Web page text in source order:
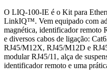
O LIQ-100-IE é o Kit para
LinkIQ™. Vem equipado com
magnética, identificador remoto
e diversos cabos de ligação:
RJ45/M12X, RJ45/M12D e
modular RJ45/11, alça de
identificador remoto e uma